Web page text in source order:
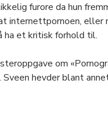
furore da hun
internettpornoen, eller
ha et kritisk forhold til.
om
hevder blant